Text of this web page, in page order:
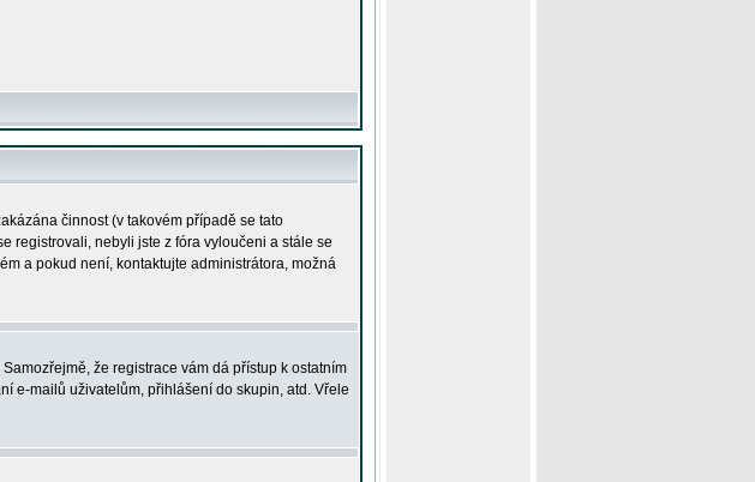
činnost (v takovém případě se tato
registrovali, nebyli jste z fóra vyloučeni a stále se
a pokud není, kontaktujte administrátora, možná
že registrace vám dá přístup k ostatním
e-mailů uživatelům, přihlášení do skupin, atd. Vřele